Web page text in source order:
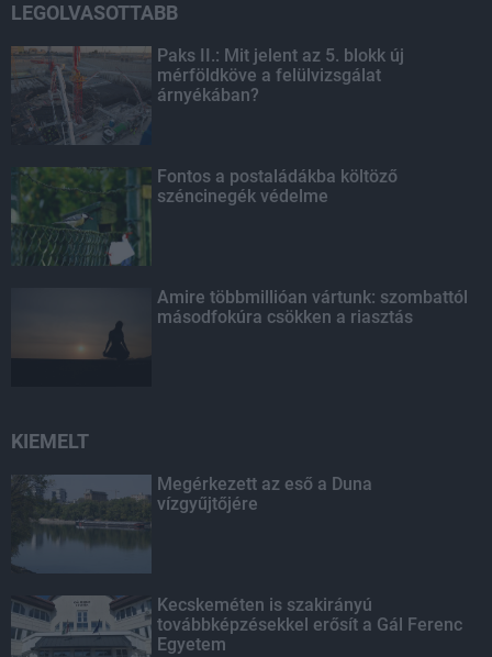
LEGOLVASOTTABB
Paks II.: Mit jelent az 5. blokk új
mérföldköve a felülvizsgálat
árnyékában?
Fontos a postaládákba költöző
széncinegék védelme
Amire többmillióan vártunk: szombattól
másodfokúra csökken a riasztás
KIEMELT
Megérkezett az eső a Duna
vízgyűjtőjére
Kecskeméten is szakirányú
továbbképzésekkel erősít a Gál Ferenc
Egyetem